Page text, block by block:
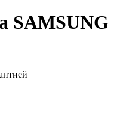
SAMSUNG